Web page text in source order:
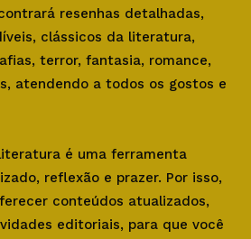
resenhas detalhadas,
clássicos da literatura,
terror, fantasia, romance,
atendendo a todos os gostos e
é uma ferramenta
reflexão e prazer. Por isso,
conteúdos atualizados,
editoriais, para que você